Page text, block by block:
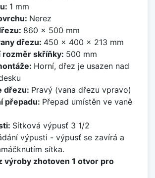
1 mm
Nerez
860 x 500 mm
dřezu: 450 x 400 x 213 mm
rozměr skříňky: 500 mm
Horní, dřez je usazen nad
dřezu: Pravý (vana dřezu vpravo)
přepadu: Přepad umístěn ve vaně
Sítková výpusť 3 1/2
výpusti - výpusť se zavírá a
sítka.
výroby zhotoven 1 otvor pro